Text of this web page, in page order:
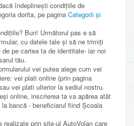
îndeplinești condițiile de
dorita, pe pagina Categorii și
Bun! Următorul pas e să
cu datele tale și să ne trimiți
pe cartea ta de identitate- iar noi
tău.
vei putea alege cum vei
vei plati online (prin pagina
vei plati ulterior la sediul nostru.
online, inscrierea ta va apărea atât
bancă - beneficiarul fiind Școala
realizate prin site-ul AutoVolan care